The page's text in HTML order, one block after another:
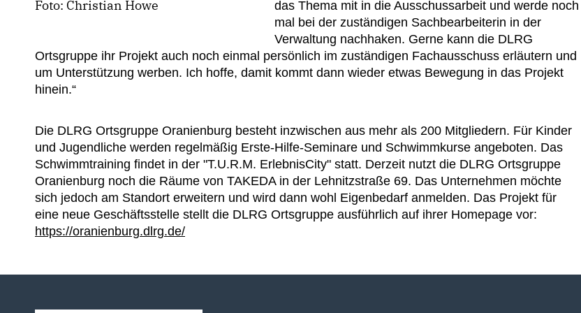
Foto: Christian Howe
das Thema mit in die Ausschussarbeit und werde noch
mal bei der zuständigen Sachbearbeiterin in der
Verwaltung nachhaken. Gerne kann die DLRG
Ortsgruppe ihr Projekt auch noch einmal persönlich im zuständigen Fachausschuss erläutern und
um Unterstützung werben. Ich hoffe, damit kommt dann wieder etwas Bewegung in das Projekt
hinein.“
Die DLRG Ortsgruppe Oranienburg besteht inzwischen aus mehr als 200 Mitgliedern. Für Kinder
und Jugendliche werden regelmäßig Erste-Hilfe-Seminare und Schwimmkurse angeboten. Das
Schwimmtraining findet in der "T.U.R.M. ErlebnisCity" statt. Derzeit nutzt die DLRG Ortsgruppe
Oranienburg noch die Räume von TAKEDA in der Lehnitzstraße 69. Das Unternehmen möchte
sich jedoch am Standort erweitern und wird dann wohl Eigenbedarf anmelden. Das Projekt für
eine neue Geschäftsstelle stellt die DLRG Ortsgruppe ausführlich auf ihrer Homepage vor:
https://oranienburg.dlrg.de/